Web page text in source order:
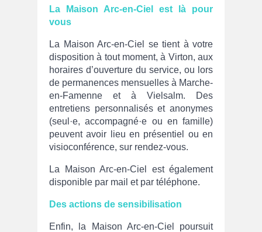
La Maison Arc-en-Ciel est là pour
vous
La Maison Arc-en-Ciel se tient à votre
disposition à tout moment, à Virton, aux
horaires d’ouverture du service, ou lors
de permanences mensuelles à Marche-
en-Famenne et à Vielsalm. Des
entretiens personnalisés et anonymes
(seul·e, accompagné·e ou en famille)
peuvent avoir lieu en présentiel ou en
visioconférence, sur rendez-vous.
La Maison Arc-en-Ciel est également
disponible par mail et par téléphone.
Des actions de sensibilisation
Enfin, la Maison Arc-en-Ciel poursuit